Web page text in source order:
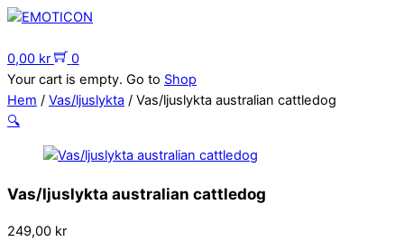
Skip
content
Menu
0,00 kr
0
Your cart is empty. Go to Shop
Hem / Vas/ljuslykta / Vas/ljuslykta australian cattledog
🔍
Vas/ljuslykta australian cattledog
249,00 kr